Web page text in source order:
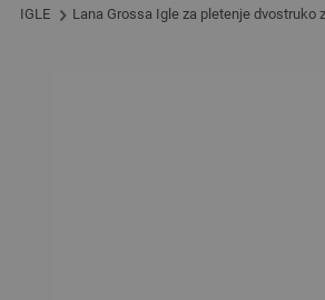
IGLE Lana Grossa Igle za pletenje